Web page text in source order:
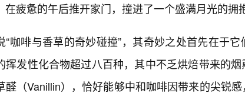
疲惫的午后推开家门，撞进了一个盛满月光的拥
“咖啡与香草的奇妙碰撞”，其奇妙之处首先在于它
挥发性化合物超过八百种，其中不乏烘焙带来的
醛（Vanillin），恰好能够中和咖啡因带来的尖锐